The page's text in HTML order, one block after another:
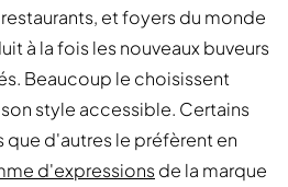
et foyers du monde
à la fois les nouveaux buveurs
Beaucoup le choisissent
style accessible. Certains
que d'autres le préfèrent en
d'expressionsde la marque